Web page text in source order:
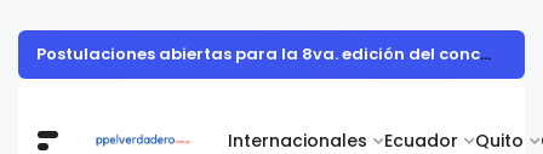
Internacionales Ecuador Quito
Postulaciones abiertas para la 8va. edición del concurso Prácticas Ejemplares Ecuador 2024